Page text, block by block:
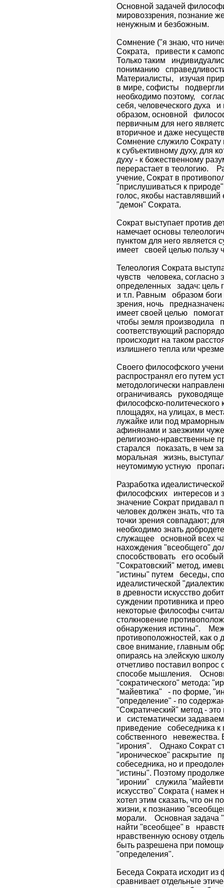
Основной задачей
мировоззрения, познание
ненужным и безбожным.
Сомнение ("я знаю, что
Сократа,   привести к
Только таким
пониманию
Материалисты,   изучая
в мире, софисты
необходимо поэтому,
себя, человеческого духа
образом, основной
первичным для него
вторичное и даже
Сомнение служило Сократу
к субъективному духу, для
духу - к божественному
перерастает в теологию.
учение, Сократ в
"прислушиваться к
голос, якобы
"демон" Сократа.
Сократ выступает против
намечает основы
пунктом для него является
имеет   своей целью пользу
Телеология Сократа
чувств   человека,
определенных   задач:
и т.п. Равным   образом
зрения, ночь
имеет своей целью
чтобы земля производила
соответствующий
происходит на таком
излишнего тепла или
Своего философского
распространял его путем
методологически
ограничиваясь
философско-политеческого
площадях, на улицах, в
лужайке или под
афинянами и заезжими
религиозно-нравственные
старался   показать, в чем
моральная   жизнь,
неутомимую устную
Разработка
философских   интересов и
значение Сократ придавал
человек должен знать, что
точки зрения совпадают;
необходимо знать
служащее   основной всех
нахождения "всеобщего"
способствовать   его
"Сократовский" метод,
"истины" путем   беседы,
идеалистической
в древности искусство
суждении противника и
некоторые философы
столкновение
обнаружения истины".
противоположностей, как о
свое внимание, главным
опираясь на элейскую
отчетливо поставил вопрос
способе мышления.
"сократического" метода:
"майевтика"   - по форме,
"определение" - по
"Сократический" метод -
и   систематически
приведение   собеседника
собственного
"ирония".    Однако Сократ
"ироническое" раскрытие
собеседника, но и
"истины". Поэтому
"иронии"   служила
искусство" Сократа ( намек
хотел этим сказать, что он
жизни, к познанию
морали.    Основная задача
найти "всеобщее" в
нравственную основу
быть разрешена при помощи
"определения".
Беседа Сократа исходит
сравнивает отдельные